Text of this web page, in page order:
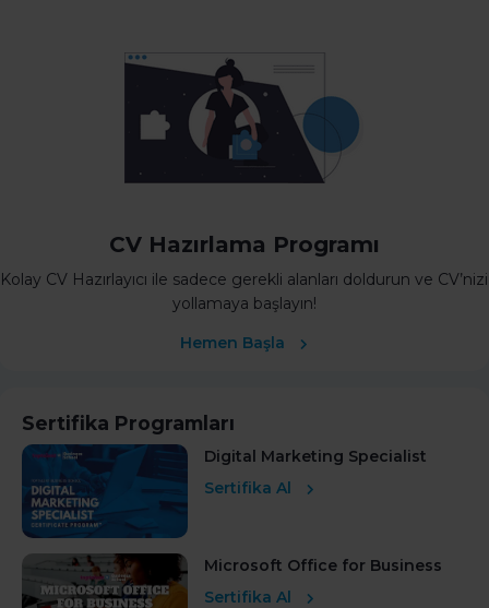
CV Hazırlama Programı
Kolay CV Hazırlayıcı ile sadece gerekli alanları doldurun ve CV’nizi
yollamaya başlayın!
Hemen Başla
Sertifika Programları
Digital Marketing Specialist
Sertifika Al
Microsoft Office for Business
Sertifika Al